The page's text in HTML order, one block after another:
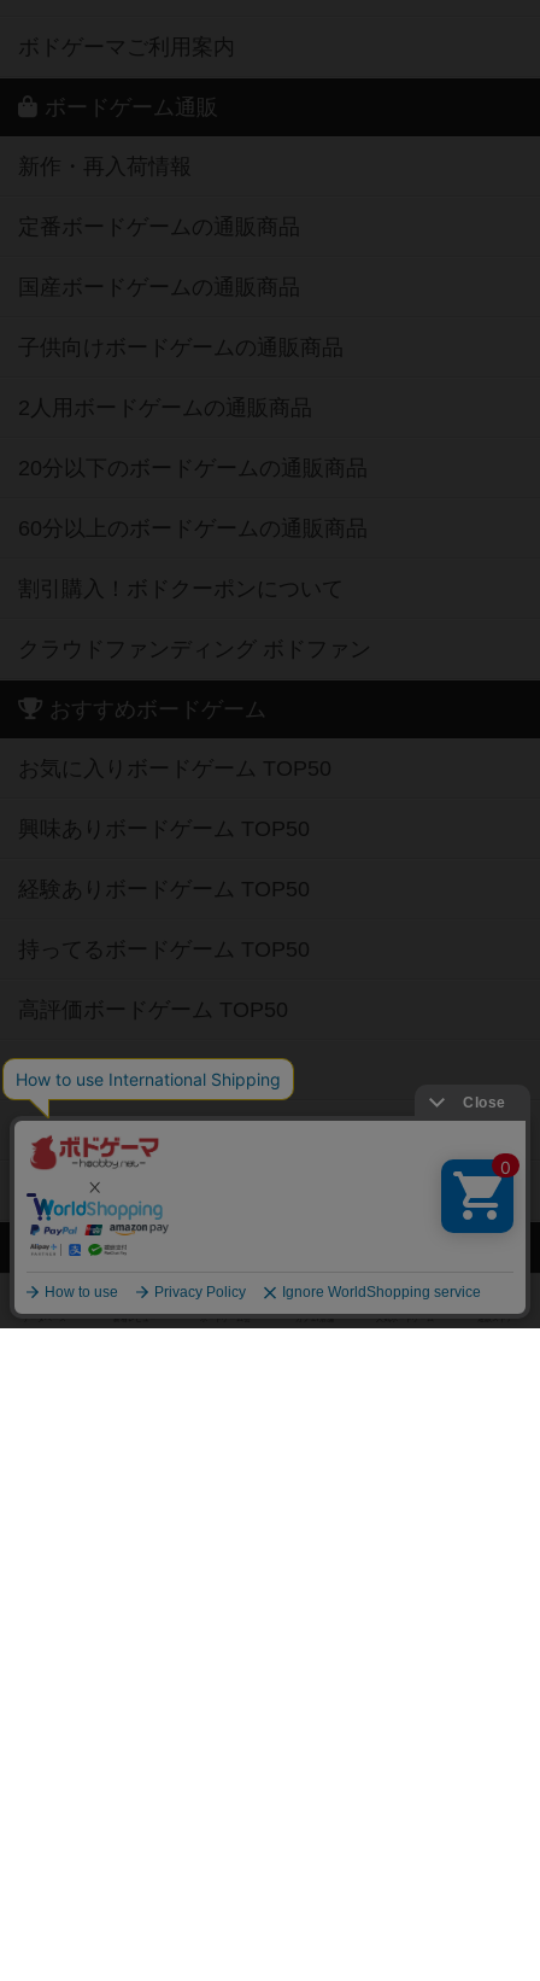
ボドゲーマご利用案内
ボードゲーム通販
新作・再入荷情報
定番ボードゲームの通販商品
国産ボードゲームの通販商品
子供向けボードゲームの通販商品
2人用ボードゲームの通販商品
20分以下のボードゲームの通販商品
60分以上のボードゲームの通販商品
割引購入！ボドクーポンについて
クラウドファンディング ボドファン
おすすめボードゲーム
お気に入りボードゲーム TOP50
興味ありボードゲーム TOP50
経験ありボードゲーム TOP50
持ってるボードゲーム TOP50
高評価ボードゲーム TOP50
2人用ボードゲーム TOP50
3～4人用ボードゲーム TOP50
子供向けボードゲーム TOP50
ボードゲームカフェ
東京都のボードゲームカフェ